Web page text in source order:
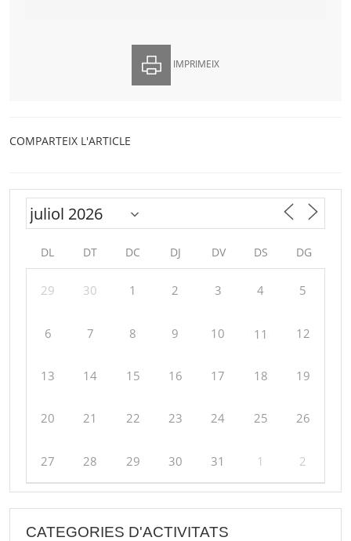
IMPRIMEIX
COMPARTEIX L'ARTICLE
DL DT DC DJ DV DS DG
29 30 1 2 3 4 5
6 7 8 9 10 11 12
13 14 15 16 17 18 19
20 21 22 23 24 25 26
27 28 29 30 31 1 2
CATEGORIES D'ACTIVITATS